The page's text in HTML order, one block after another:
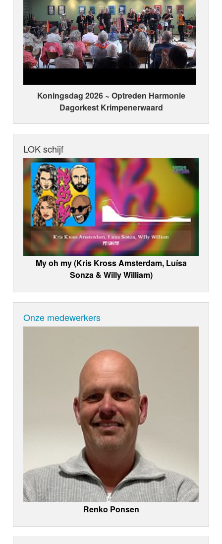
Koningsdag 2026 ~ Optreden Harmonie
Dagorkest Krimpenerwaard
LOK schijf
My oh my (Kris Kross Amsterdam, Luísa
Sonza & Willy William)
Onze medewerkers
Renko Ponsen